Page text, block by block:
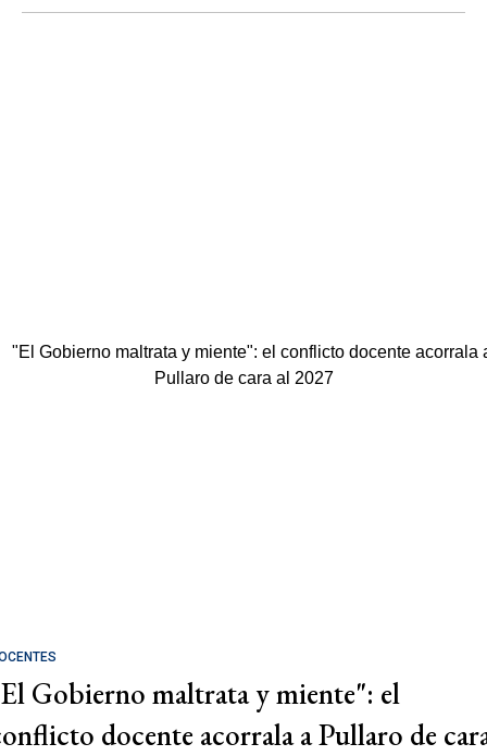
Gobierno maltrata y miente": el
docente acorrala a Pullaro de